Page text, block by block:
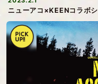
ニューアコ×KEENコラボ